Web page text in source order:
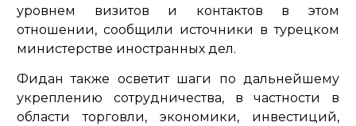
уровнем визитов и контактов в этом
отношении, сообщили источники в турецком
министерстве иностранных дел.
Фидан также осветит шаги по дальнейшему
укреплению сотрудничества, в частности в
области торговли, экономики, инвестиций,